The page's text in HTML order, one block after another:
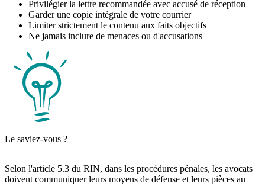
Privilégier la lettre recommandée avec accusé de réception
Garder une copie intégrale de votre courrier
Limiter strictement le contenu aux faits objectifs
Ne jamais inclure de menaces ou d'accusations
Le saviez-vous ?
Selon l'article 5.3 du RIN, dans les procédures pénales, les avocats
doivent communiquer leurs moyens de défense et leurs pièces au